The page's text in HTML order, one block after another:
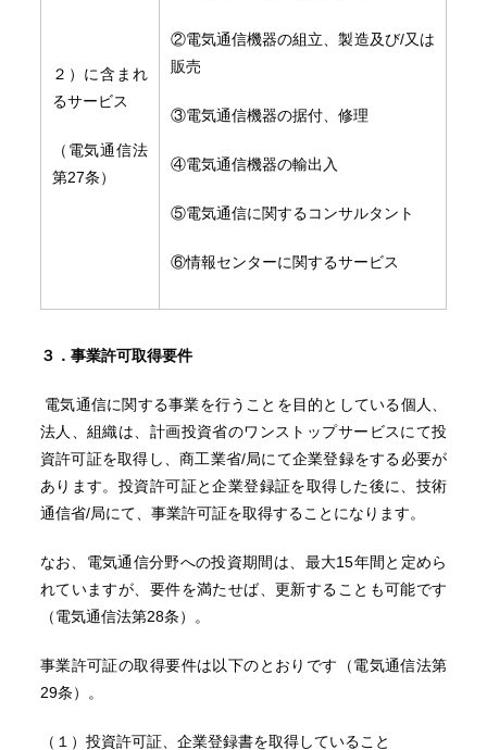
２）に含まれ
るサービス
（電気通信法
第27条）
②電気通信機器の組立、製造及び/又は
販売
③電気通信機器の据付、修理
④電気通信機器の輸出入
⑤電気通信に関するコンサルタント
⑥情報センターに関するサービス
３．事業許可取得要件
電気通信に関する事業を行うことを目的としている個人、
法人、組織は、計画投資省のワンストップサービスにて投
資許可証を取得し、商工業省/局にて企業登録をする必要が
あります。投資許可証と企業登録証を取得した後に、技術
通信省/局にて、事業許可証を取得することになります。
なお、電気通信分野への投資期間は、最大15年間と定めら
れていますが、要件を満たせば、更新することも可能です
（電気通信法第28条）。
事業許可証の取得要件は以下のとおりです（電気通信法第
29条）。
（１）投資許可証、企業登録書を取得していること